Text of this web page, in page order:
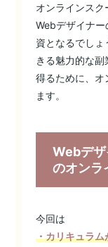
オンラインス
Webデザイナ
資となるでし
きる魅力的な
得るために、オ
ます。
Webデザ
のオンラ
今回は
・カリキュラム